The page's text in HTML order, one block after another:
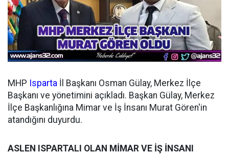
MHP Isparta İl Başkanı Osman Gülay, Merkez İlçe
Başkanı ve yönetimini açıkladı. Başkan Gülay, Merkez
İlçe Başkanlığına Mimar ve İş İnsanı Murat Gören'in
atandığını duyurdu.
ASLEN ISPARTALI OLAN MİMAR VE İŞ İNSANI